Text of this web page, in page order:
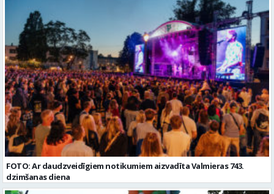
info@vtu-valmiera.lv vai iesniegt personīgi Izglītības līmenis:
Vispārējā vidējā izglītība
Darba vietas adrese: LATVIJA, Gravas iela 2, Kocēni, Kocēnu pag.,
Valmieras nov. Slodze: Viena vesela slodze Darbības joma: Ražošana
Pieteikto vietu skaits: 2 Aktuāla līdz: 2027-09-07 Darba sākšanas
datums: 2026-08-17 Kontaktpersona: Davids Pavlovs
FOTO: Ar daudzveidīgiem notikumiem aizvadīta Valmieras 743.
dzimšanas diena